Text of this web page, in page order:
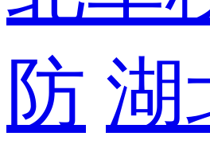
防 湖